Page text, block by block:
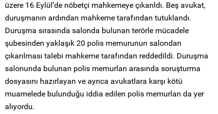
üzere 16 Eylül’de nöbetçi mahkemeye çıkarıldı. Beş avukat,
duruşmanın ardından mahkeme tarafından tutuklandı.
Duruşma sırasında salonda bulunan terörle mücadele
şubesinden yaklaşık 20 polis memurunun salondan
çıkarılması talebi mahkeme tarafından reddedildi. Duruşma
salonunda bulunan polis memurları arasında soruşturma
dosyasını hazırlayan ve ayrıca avukatlara karşı kötü
muamelede bulunduğu iddia edilen polis memurları da yer
alıyordu.